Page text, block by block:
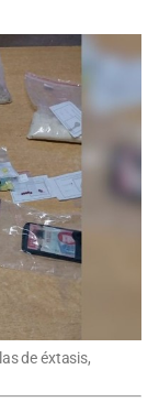
de éxtasis,